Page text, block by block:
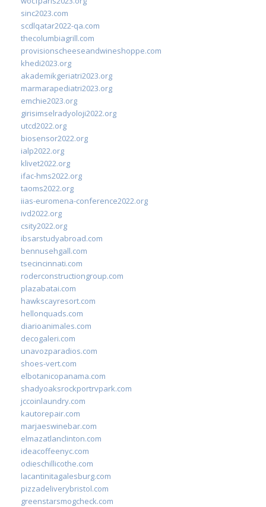
sinc2023.com
scdlqatar2022-qa.com
thecolumbiagrill.com
provisionscheeseandwineshoppe.com
khedi2023.org
akademikgeriatri2023.org
marmarapediatri2023.org
emchie2023.org
girisimselradyoloji2022.org
utcd2022.org
biosensor2022.org
ialp2022.org
klivet2022.org
ifac-hms2022.org
taoms2022.org
iias-euromena-conference2022.org
ivd2022.org
csity2022.org
ibsarstudyabroad.com
bennusehgall.com
tsecincinnati.com
roderconstructiongroup.com
plazabatai.com
hawkscayresort.com
hellonquads.com
diarioanimales.com
decogaleri.com
unavozparadios.com
shoes-vert.com
elbotanicopanama.com
shadyoaksrockportrvpark.com
jccoinlaundry.com
kautorepair.com
marjaeswinebar.com
elmazatlanclinton.com
ideacoffeenyc.com
odieschillicothe.com
lacantinitagalesburg.com
pizzadeliverybristol.com
greenstarsmogcheck.com